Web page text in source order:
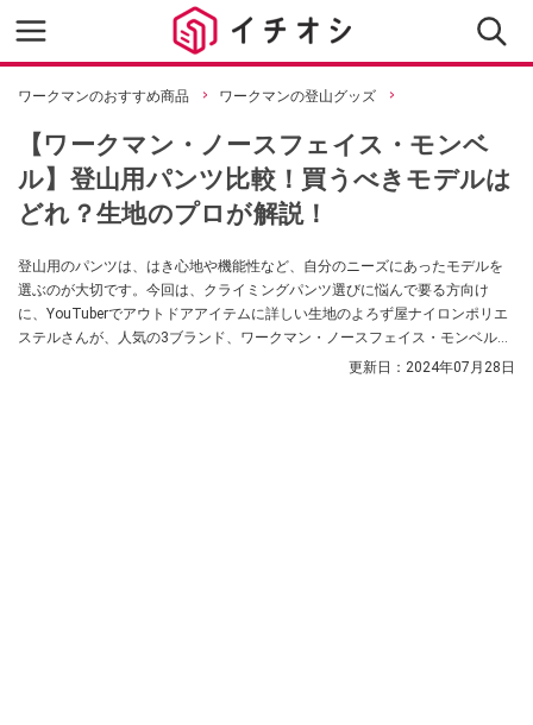
ワークマンのおすすめ商品 ワークマンの登山グッズ
【ワークマン・ノースフェイス・モンベ
ル】登山用パンツ比較！買うべきモデルは
どれ？生地のプロが解説！
登山用のパンツは、はき心地や機能性など、自分のニーズにあったモデルを
選ぶのが大切です。今回は、クライミングパンツ選びに悩んで要る方向け
に、YouTuberでアウトドアアイテムに詳しい生地のよろず屋ナイロンポリエ
ステルさんが、人気の3ブランド、ワークマン・ノースフェイス・モンベルの
クライミングパンツを比較して紹介してくれました！ それぞれの魅力やどん
更新日： 2024年07月28日